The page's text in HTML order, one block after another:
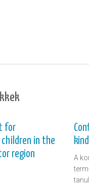
for
children in the
region
A